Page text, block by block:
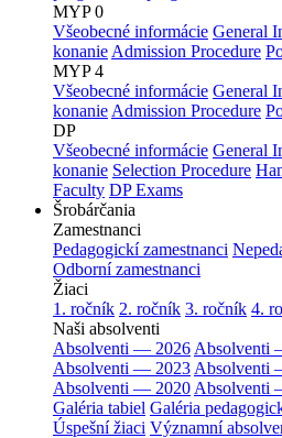
MYP 0
Všeobecné informácie General
konanie Admission Procedure
MYP 4
Všeobecné informácie General
konanie Admission Procedure
DP
Všeobecné informácie General
konanie Selection Procedure
Faculty DP Exams
Šrobárčania
Zamestnanci
Pedagogickí zamestnanci
Odborní zamestnanci
Žiaci
1. ročník 2. ročník 3. ročník 4.
Naši absolventi
Absolventi — 2026 Absolventi
Absolventi — 2023 Absolventi
Absolventi — 2020 Absolventi
Galéria tabiel Galéria
Úspešní žiaci Významní